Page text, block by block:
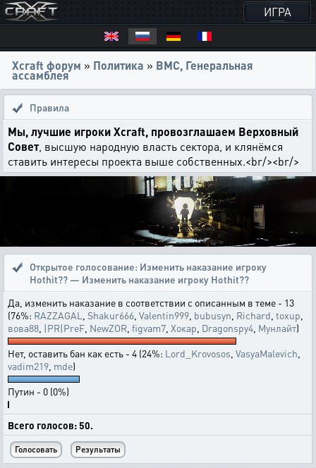
ИГРА
Xcraft форум » Политика » ВМС, Генеральная
ассамблея
Правила
Мы, лучшие игроки Xcraft, провозглашаем Верховный
Совет, высшую народную власть сектора, и клянёмся
ставить интересы проекта выше собственных.<br/><br/>
Открытое голосование: Изменить наказание игроку
Hothit?? — Изменить наказание игроку Hothit??
Да, изменить наказание в соответствии с описанным в теме - 13
(76%: RAZZAGAL Shakur666 Valentin999 bubusyn Richard toxup
вова88 |PR|PreF NewZOR figvam7 Хокар Dragonspy4 Мунлайт)
Нет, оставить бан как есть - 4 (24%: Lord_Krovosos VasyaMalevich
vadim219 mde)
Путин - 0 (0%)
Всего голосов: 50.